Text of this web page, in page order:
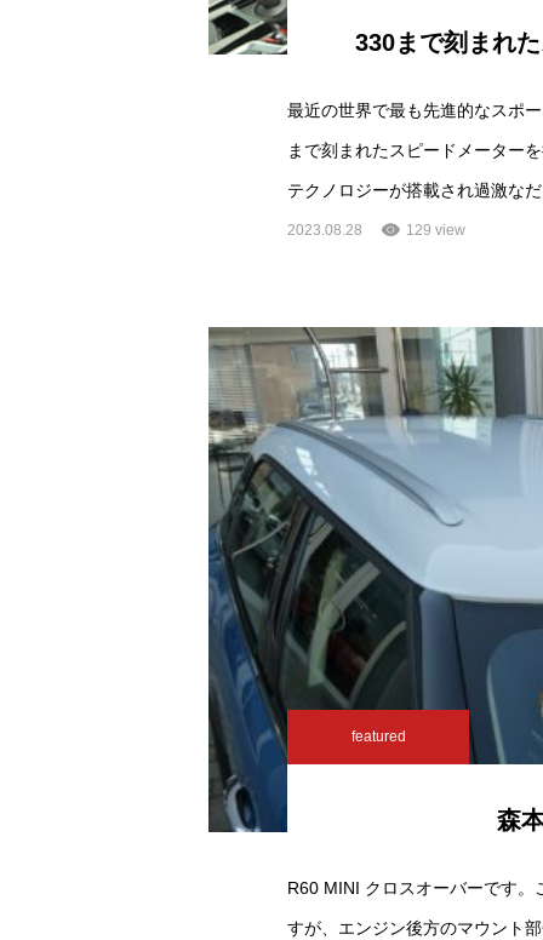
330まで刻まれ
最近の世界で最も先進的なスポ
まで刻まれたスピードメーター
テクノロジーが搭載され過激な
2023.08.28 129 view
featured
森
R60 MINI クロスオーバーです
すが、エンジン後方のマウント